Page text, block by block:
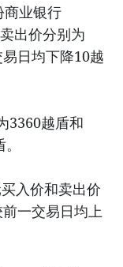
商业银行
出价分别为
日均下降10越
3360越盾和
入价和卖出价
一交易日均上